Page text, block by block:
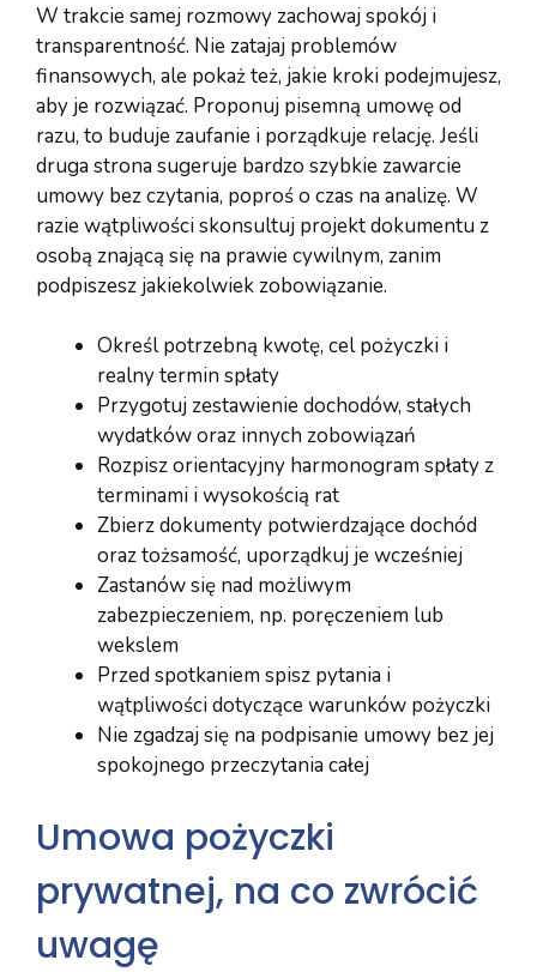
W trakcie samej rozmowy zachowaj spokój i
transparentność. Nie zatajaj problemów
finansowych, ale pokaż też, jakie kroki podejmujesz,
aby je rozwiązać. Proponuj pisemną umowę od
razu, to buduje zaufanie i porządkuje relację. Jeśli
druga strona sugeruje bardzo szybkie zawarcie
umowy bez czytania, poproś o czas na analizę. W
razie wątpliwości skonsultuj projekt dokumentu z
osobą znającą się na prawie cywilnym, zanim
podpiszesz jakiekolwiek zobowiązanie.
Określ potrzebną kwotę, cel pożyczki i
realny termin spłaty
Przygotuj zestawienie dochodów, stałych
wydatków oraz innych zobowiązań
Rozpisz orientacyjny harmonogram spłaty z
terminami i wysokością rat
Zbierz dokumenty potwierdzające dochód
oraz tożsamość, uporządkuj je wcześniej
Zastanów się nad możliwym
zabezpieczeniem, np. poręczeniem lub
wekslem
Przed spotkaniem spisz pytania i
wątpliwości dotyczące warunków pożyczki
Nie zgadzaj się na podpisanie umowy bez jej
spokojnego przeczytania całej
Umowa pożyczki
prywatnej, na co zwrócić
uwagę